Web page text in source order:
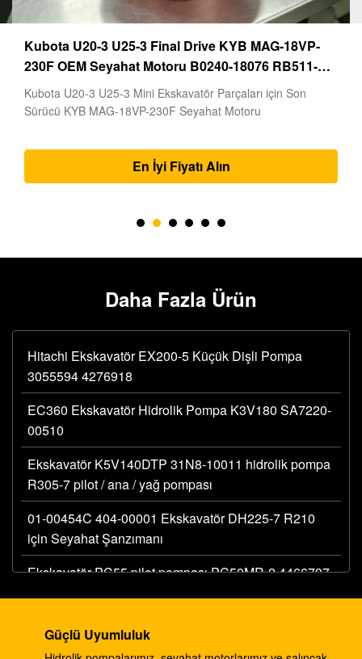
Kubota U20-3 U25-3 Final Drive KYB MAG-18VP-
230F OEM Seyahat Motoru B0240-18076 RB511-
61290 RB559-61290 RC157-78000 Mini Ekskavator
Parçaları İçin
Kubota U20-3 U25-3 Mini Ekskavatör Parçaları için Son
Sürücü KYB MAG-18VP-230F Seyahat Motoru
En İyi Fiyatı Alın
Daha Fazla Ürün
Hitachi Ekskavatör EX200-5 Küçük Dişli Pompa
3055594 4276918
EC360 Ekskavatör Hidrolik Pompa K3V180 SA7220-
00510
Ekskavatör K5V140DTP 31N8-10011 hidrolik pompa
R305-7 pilot / ana / yağ pompası
01-00454C 404-00001 Ekskavatör DH225-7 R210
için Seyahat Şanzımanı
Ekskavatör PC55 pilot pompası PC50MR-2 4466797
Ekskavatör 330C A8V0200 pilot pompa E330C
hidrolik E345B 274-2491 345 ram pompası DH420
Güçlü Uyumluluk